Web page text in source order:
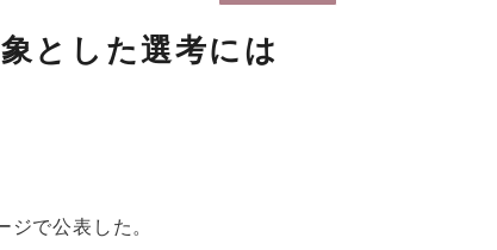
とした選考には
で公表した。